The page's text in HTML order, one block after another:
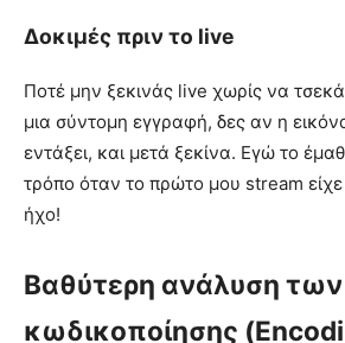
Δοκιμές πριν το live
Ποτέ μην ξεκινάς live χωρίς να
μια σύντομη εγγραφή, δες αν η
εντάξει, και μετά ξεκίνα. Εγώ το
τρόπο όταν το πρώτο μου stream είχε
ήχο!
Βαθύτερη ανάλυση
κωδικοποίησης